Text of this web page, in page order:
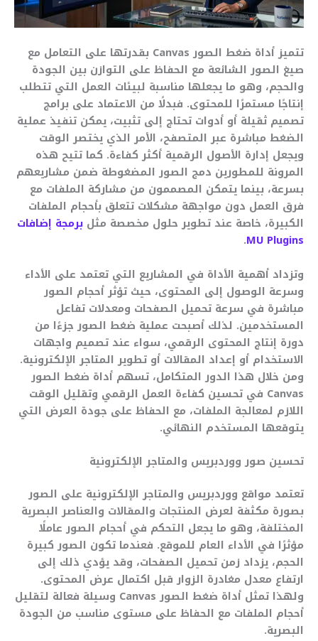
تتميز أداة ضغط الصور Canvas بقدرتها على التعامل مع
صيغ الصور الشائعة مع الحفاظ على التوازن بين الجودة
والحجم، وهو ما يجعلها مناسبة لبيئات العمل التي تتطلب
إنتاجًا مستمرًا للمحتوى. فبدلًا من الاعتماد على برامج
تصميم ثقيلة أو أدوات تحتاج إلى تثبيت، يمكن تنفيذ عملية
الضغط مباشرة عبر المتصفح، الأمر الذي يختصر الوقت
ويجعل إدارة الأصول الرقمية أكثر كفاءة. كما تتيح هذه
المرونة للمطورين دمج الصور المضغوطة ضمن مشاريعهم
بسرعة، بينما يتمكن المصممون من مشاركة الملفات مع
فرق العمل دون مواجهة مشكلات تتعلق بأحجام الملفات
الكبيرة، خاصة عند تطوير حلول مخصصة مثل برمجة إضافات
MU Plugins
.
وتزداد أهمية الأداة في المشاريع التي تعتمد على الأداء
وسرعة الوصول إلى المحتوى، حيث تؤثر أحجام الصور
مباشرة في سرعة تحميل الصفحات ومعدلات تفاعل
المستخدمين. لذلك أصبحت عملية ضغط الصور جزءًا من
دورة إنتاج المحتوى الرقمي، سواء عند تصميم واجهات
الاستخدام أو إعداد المقالات أو تطوير المتاجر الإلكترونية.
ومن خلال هذا الدور المتكامل، تسهم أداة ضغط الصور
Canvas في تحسين كفاءة العمل الرقمي وتقليل الوقت
اللازم لمعالجة الملفات، مع الحفاظ على جودة العرض التي
يتوقعها المستخدم النهائي.
تحسين صور ووردبريس والمتاجر الإلكترونية
تعتمد مواقع ووردبريس والمتاجر الإلكترونية على الصور
بصورة مكثفة لعرض المنتجات والمقالات والعناصر البصرية
المختلفة، وهو ما يجعل التحكم في أحجام الصور عاملًا
مؤثرًا في الأداء العام للموقع. فعندما تكون الصور كبيرة
الحجم، يزداد زمن تحميل الصفحات، وقد يؤدي ذلك إلى
ارتفاع معدل مغادرة الزوار قبل اكتمال عرض المحتوى.
ولهذا تمثل أداة ضغط الصور Canvas وسيلة فعالة لتقليل
أحجام الملفات مع الحفاظ على مستوى مناسب من الجودة
البصرية.